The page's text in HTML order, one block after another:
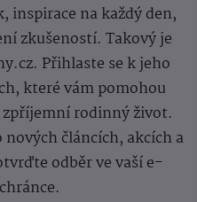
inspirace na každý den,
zkušeností. Takový je
Přihlaste se k jeho
které vám pomohou
rodinný život.
článcích, akcích a
odběr ve vaší e-